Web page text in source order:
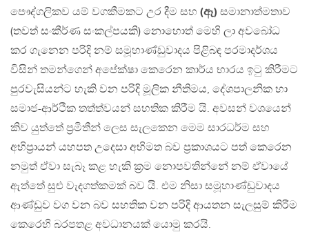
පෞද්ගලිකව යම් වගකීමකට උර දීම සහ (ඈ) සමානාත්මතාව
(තවත් සංකීර්ණ සංකල්පයකි) නොහොත් මෙහි ලා අවබෝධ
කර ගැනෙන පරිදි නම් සමූහාණ්ඩුවාදය පිළිබඳ පරමාදර්ශය
විසින් තමන්ගෙන් අපේක්ෂා කෙරෙන කාර්ය භාරය ඉටු කිරීමට
පුරවැසියන්ට හැකි වන පරිදි මූලික නීතිමය, දේශපාලනික හා
සමාජ-ආර්ථික තත්ත්වයන් සහතික කිරීම යි. අවසන් වශයෙන්
කිව යුත්තේ ප‍්‍රමිතීන් ලෙස සැලකෙන මෙම සාරධර්ම සහ
අභිප‍්‍රායන් යහපත උදෙසා අභිමත බව ප‍්‍රකාශයට පත් කෙරෙන
නමුත් ඒවා සැබෑ කළ හැකි ක‍්‍රම නොපවතින්නේ නම් ඒවායේ
ඇත්තේ සුළු වැදගත්කමක් බව යි. එම නිසා සමූහාණ්ඩුවාදය
ආණ්ඩුව වග වන බව සහතික වන පරිදි ආයතන සැලසුම් කිරීම
කෙරෙහි බරපතළ අවධානයක් යොමු කරයි.